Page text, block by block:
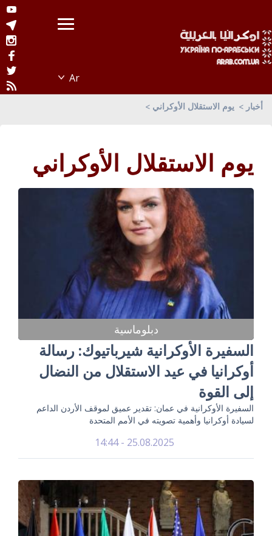
أخبار يوم الاستقلال الأوكراني
يوم الاستقلال الأوكراني
دبلوماسية
السفيرة الأوكرانية شيرباتيوك: رسالة
أوكرانيا في عيد الاستقلال من النضال
إلى القوة
السفيرة الأوكرانية في عمان: تقدير عميق لموقف الأردن الداعم
لسيادة أوكرانيا وأهمية تصويته في الأمم المتحدة
25.08.2025 - 14:44